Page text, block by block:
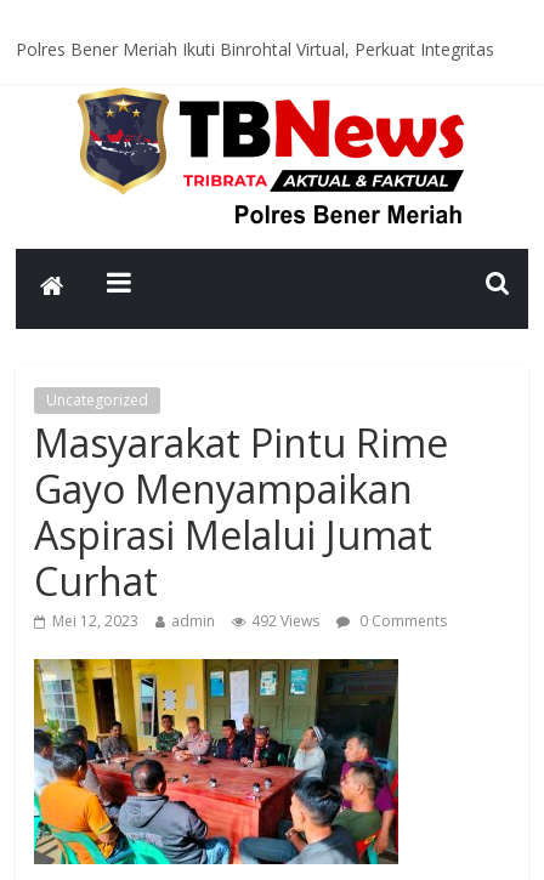
Polres Bener Meriah Ikuti Binrohtal Virtual, Perkuat Integritas
Satlantas Polres Bener Meriah Hadir di Titik Rawan, Wujudkan
Lalu Lintas Aman dan Lancar bagi Masyarakat
Polsek Syiah Utama Monitoring Huntara, Pastikan Warga
Terdampak Bencana Tempati Hunian yang Layak
Polsek Pintu Rime Gayo Pantau Akses Jalan dan Jembatan
Jagung, Dukung Ketahanan Pangan Nasional
Uncategorized
Masyarakat Pintu Rime
Gayo Menyampaikan
Aspirasi Melalui Jumat
Curhat
Mei 12, 2023 admin 492 Views 0 Comments